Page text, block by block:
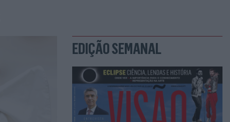
EDIÇÃO SEMANAL